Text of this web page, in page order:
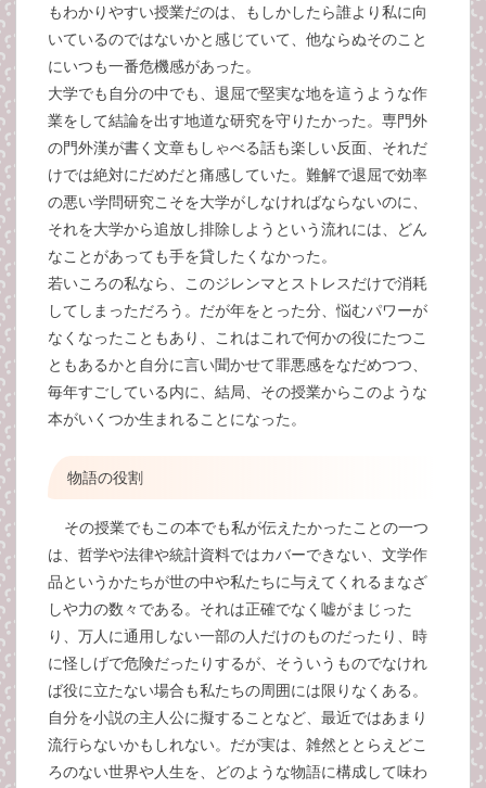
もわかりやすい授業だのは、もしかしたら誰より私に向
いているのではないかと感じていて、他ならぬそのこと
にいつも一番危機感があった。
大学でも自分の中でも、退屈で堅実な地を這うような作
業をして結論を出す地道な研究を守りたかった。専門外
の門外漢が書く文章もしゃべる話も楽しい反面、それだ
けでは絶対にだめだと痛感していた。難解で退屈で効率
の悪い学問研究こそを大学がしなければならないのに、
それを大学から追放し排除しようという流れには、どん
なことがあっても手を貸したくなかった。
若いころの私なら、このジレンマとストレスだけで消耗
してしまっただろう。だが年をとった分、悩むパワーが
なくなったこともあり、これはこれで何かの役にたつこ
ともあるかと自分に言い聞かせて罪悪感をなだめつつ、
毎年すごしている内に、結局、その授業からこのような
本がいくつか生まれることになった。
物語の役割
その授業でもこの本でも私が伝えたかったことの一つ
は、哲学や法律や統計資料ではカバーできない、文学作
品というかたちが世の中や私たちに与えてくれるまなざ
しや力の数々である。それは正確でなく嘘がまじった
り、万人に通用しない一部の人だけのものだったり、時
に怪しげで危険だったりするが、そういうものでなけれ
ば役に立たない場合も私たちの周囲には限りなくある。
自分を小説の主人公に擬することなど、最近ではあまり
流行らないかもしれない。だが実は、雑然ととらえどこ
ろのない世界や人生を、どのような物語に構成して味わ